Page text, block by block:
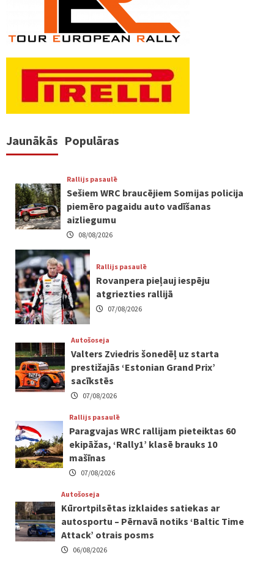
Jaunākās Populāras
Rallijs pasaulē
Sešiem WRC braucējiem Somijas policija
piemēro pagaidu auto vadīšanas
aizliegumu
08/08/2026
Rallijs pasaulē
Rovanpera pieļauj iespēju
atgriezties rallijā
07/08/2026
Autošoseja
Valters Zviedris šonedēļ uz starta
prestižajās ‘Estonian Grand Prix’
sacīkstēs
07/08/2026
Rallijs pasaulē
Paragvajas WRC rallijam pieteiktas 60
ekipāžas, ‘Rally1’ klasē brauks 10
mašīnas
07/08/2026
Autošoseja
Kūrortpilsētas izklaides satiekas ar
autosportu – Pērnavā notiks ‘Baltic Time
Attack’ otrais posms
06/08/2026